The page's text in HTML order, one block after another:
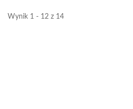
Wynik 1 - 12 z 14